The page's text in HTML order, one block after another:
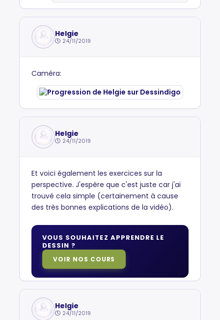
Helgie
24/11/2019
Caméra:
Helgie
24/11/2019
Et voici également les exercices sur la
perspective. J'espère que c'est juste car j'ai
trouvé cela simple (certainement à cause
des très bonnes explications de la vidéo).
VOUS SOUHAITEZ APPRENDRE LE
DESSIN ?
VOIR NOS COURS
Helgie
24/11/2019